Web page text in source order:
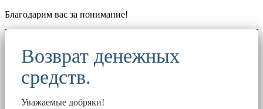
Благодарим вас за понимание!
Возврат денежных
средств.
Уважаемые добряки!